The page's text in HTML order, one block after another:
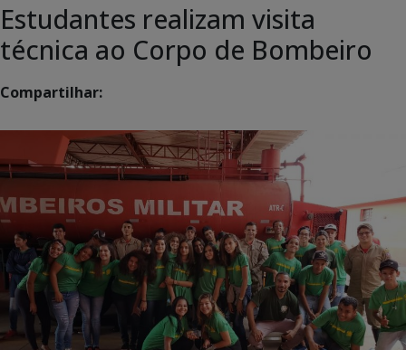
Estudantes realizam visita
técnica ao Corpo de Bombeiro
Compartilhar: